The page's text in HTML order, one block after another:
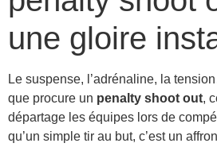
une gloire
Le suspense, l’adrénaline, la
que procure un penalty shoot out,
départage les équipes lors de
qu’un simple tir au but, c’est un